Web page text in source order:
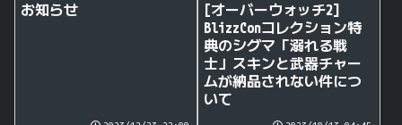
お知らせ
[オーバーウォッチ2]
BlizzConコレクション特
典のシグマ「溺れる戦
士」スキンと武器チャー
ムが納品されない件につ
いて